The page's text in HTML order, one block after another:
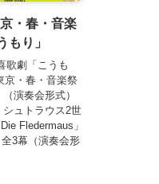
・春・音楽
もり」
歌劇「こうも
京・春・音楽祭
演奏会形式）
ュトラウス2世
Fledermaus」
全3幕（演奏会形